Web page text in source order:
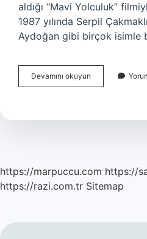
aldığı “Mavi Yolculuk”
1987 yılında Serpil
Aydoğan gibi birçok isimle
Devamını okuyun
Can
Evli
https://marpuccu.com https://
https://razi.com.tr Sitemap